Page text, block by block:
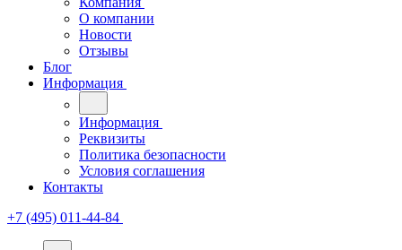
О компании
Новости
Отзывы
Блог
Информация
Информация
Реквизиты
Политика безопасности
Условия соглашения
Контакты
+7 (495) 011-44-84